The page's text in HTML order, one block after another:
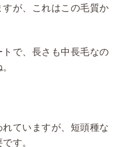
が、これはこの毛質か
で、長さも中長毛なの
ていますが、短頭種な
す。